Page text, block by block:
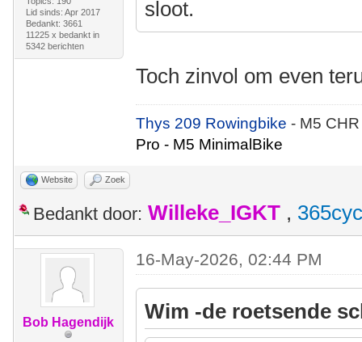
Lid sinds: Apr 2017
Bedankt: 3661
11225 x bedankt in
5342 berichten
sloot.
Toch zinvol om even
Thys 209 Rowingbike- M5
Pro - M5 MinimalBike
Website Zoek
Bedankt door: Willeke_IGKT ,
Bob Hagendijk
16-May-2026, 02:44 PM
Wim -de roetsende